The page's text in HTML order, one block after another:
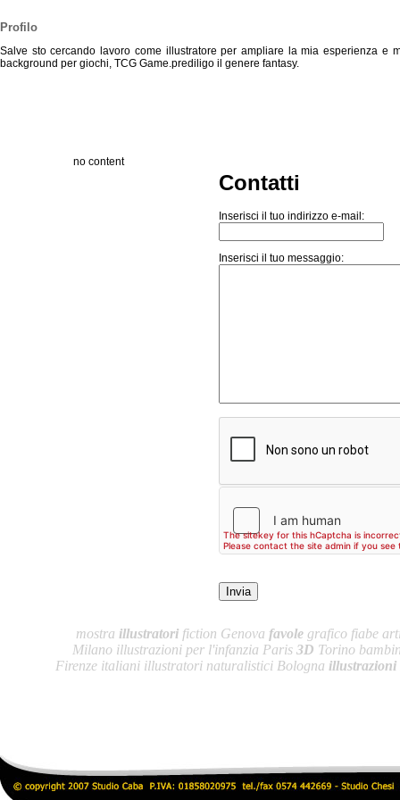
Profilo
Salve sto cercando lavoro come illustratore per ampliare la mia esperienza e
background per giochi, TCG Game.prediligo il genere fantasy.
no content
Contatti
Inserisci il tuo indirizzo e-mail:
Inserisci il tuo messaggio:
mostra illustratori fiction Genova favole grafico fiabe
Milano illustrazioni per l'infanzia Paris 3D Torino
Firenze italiani illustratori naturalistici Bologna illustrazioni